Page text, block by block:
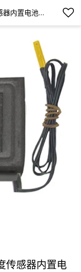
嵌入式面板安装温度计片状温度传感器内置电池或外接直流电源
传感器内置电